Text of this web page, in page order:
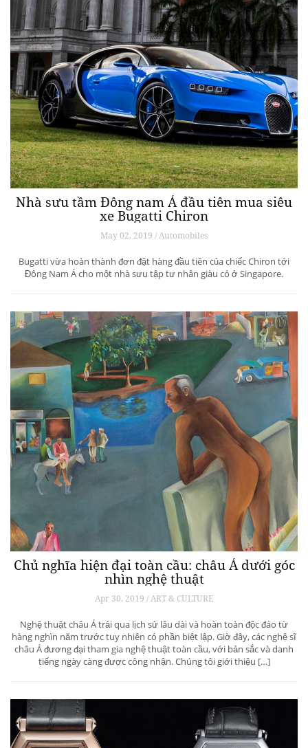
Nhà sưu tầm Đông nam Á đầu tiên mua siêu
xe Bugatti Chiron
May 02, 2019 / Automobiles
Bugatti vừa hoàn thành đơn đặt hàng đầu tiên của chiếc Chiron tới
Đông Nam Á cho một nhà sưu tập tư nhân giàu có ở Singapore.
Chủ nghĩa hiện đại toàn cầu: châu Á dưới góc
nhìn nghệ thuật
Apr 30, 2019 / ART & CULTURE
Nghệ thuật châu Á trải qua lịch sử lâu dài và hoàn toàn độc đáo từ
hàng nghìn năm trước tuy nhiên có phần biệt lập. Giờ đây, các nghệ sĩ
châu Á đương đại tham gia nghệ thuật toàn cầu, với bản sắc và danh
tiếng ngày càng được công nhận. Chúng tôi giới thiệu […]